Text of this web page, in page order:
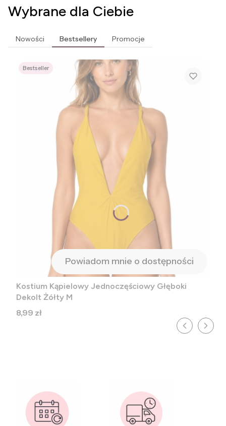
Wybrane dla Ciebie
Nowości Bestsellery Promocje
Bestseller
Powiadom mnie o dostępności
Kostium Kąpielowy Jednoczęściowy Głęboki
Dekolt Żółty M
Cena
8,99 zł